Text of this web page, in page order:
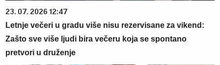
23. 07. 2026 12:47
Letnje večeri u gradu više nisu rezervisane za vikend:
Zašto sve više ljudi bira večeru koja se spontano
pretvori u druženje